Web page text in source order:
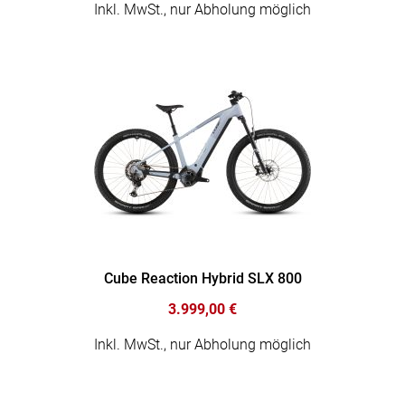
Inkl. MwSt., nur Abholung möglich
Cube Reaction Hybrid SLX 800
3.999,00 €
Inkl. MwSt., nur Abholung möglich